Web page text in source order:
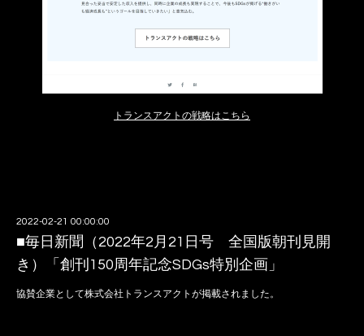
トランスアクトの戦略はこちら
2022-02-21 00:00:00
■毎日新聞（2022年2月21日号 全国版朝刊見開
き）「創刊150周年記念SDGs特別企画」
協賛企業として株式会社トランスアクトが掲載されました。